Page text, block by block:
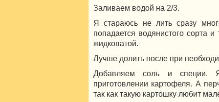
Заливаем водой на 2/3.
Я стараюсь не лить сразу
попадается водянистого сорта
жидковатой.
Лучше долить после при
Добавляем соль и специи.
приготовлении картофеля. А
так как такую картошку любит